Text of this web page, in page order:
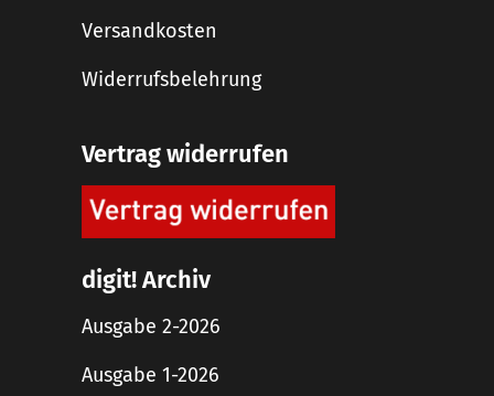
Versandkosten
Widerrufsbelehrung
Vertrag widerrufen
digit! Archiv
Ausgabe 2-2026
Ausgabe 1-2026